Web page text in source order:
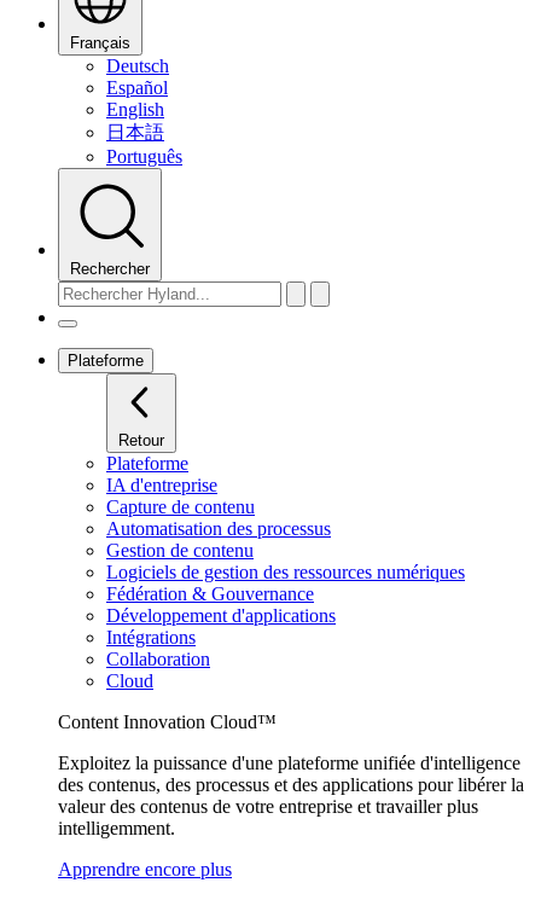
Français
Deutsch
Español
English
日本語
Português
Rechercher
Plateforme
Retour
Plateforme
IA d'entreprise
Capture de contenu
Automatisation des processus
Gestion de contenu
Logiciels de gestion des ressources numériques
Fédération & Gouvernance
Développement d'applications
Intégrations
Collaboration
Cloud
Content Innovation Cloud™
Exploitez la puissance d'une plateforme unifiée d'intelligence
des contenus, des processus et des applications pour libérer la
valeur des contenus de votre entreprise et travailler plus
intelligemment.
Apprendre encore plus